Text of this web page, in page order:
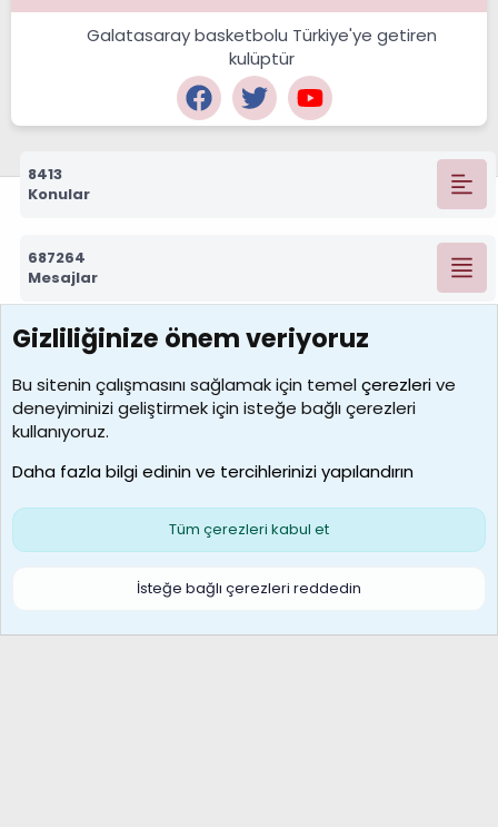
Galatasaray basketbolu Türkiye'ye getiren
kulüptür
8413
Konular
687264
Mesajlar
7388
Kullanıcılar
borabekirogluu
Son üye
Çerezler
S
Gizliliğinize önem veriyoruz
Bu sitenin çalışmasını sağlamak için temelçerezlerive
deneyiminizi geliştirmek için isteğe bağlı çerezleri
kullanıyoruz.
Daha fazla bilgi edinin ve tercihlerinizi yapılandırın
Tüm çerezleri kabul et
İsteğe bağlı çerezleri reddedin